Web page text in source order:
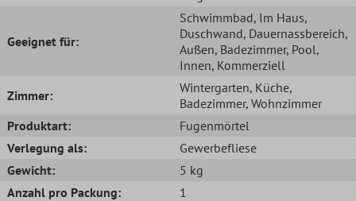
Geeignet für:
Schwimmbad, Im Haus,
Duschwand, Dauernassbereich,
Außen, Badezimmer, Pool,
Innen, Kommerziell
Zimmer:
Wintergarten, Küche,
Badezimmer, Wohnzimmer
Produktart:
Fugenmörtel
Verlegung als:
Gewerbefliese
Gewicht:
5 kg
Anzahl pro Packung:
1